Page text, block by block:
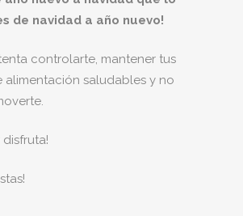
de navidad a año nuevo!
controlarte, mantener tus
alimentación saludables y no
disfruta!